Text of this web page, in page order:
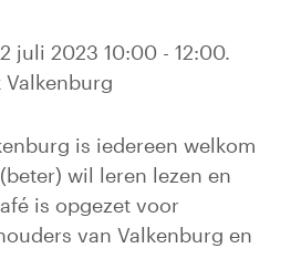
juli 2023 10:00 - 12:00.
is iedereen welkom
wil leren lezen en
is opgezet voor
van Valkenburg en